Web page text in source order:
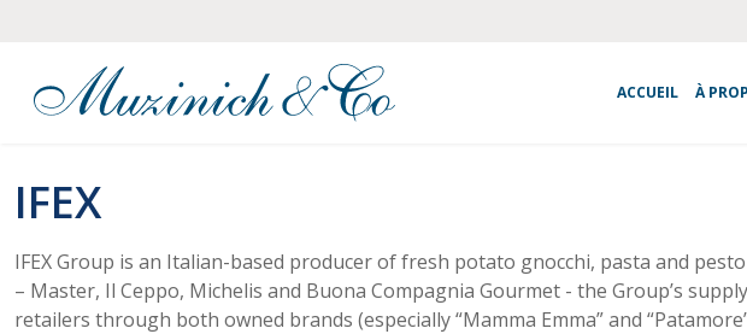
ACCUEIL À
IFEX
IFEX Group is an Italian-based producer of fresh potato gnocchi, pasta and
– Master, Il Ceppo, Michelis and Buona Compagnia Gourmet - the Group’s
retailers through both owned brands (especially “Mamma Emma” and